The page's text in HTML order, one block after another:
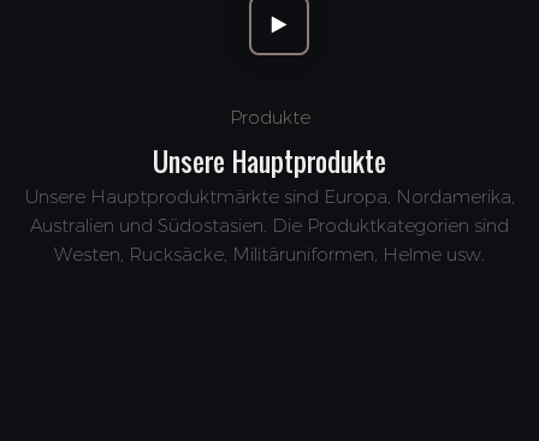
Produkte
Unsere Hauptprodukte
Unsere Hauptproduktmärkte sind Europa, Nordamerika,
Australien und Südostasien. Die Produktkategorien sind
Westen, Rucksäcke, Militäruniformen, Helme usw.